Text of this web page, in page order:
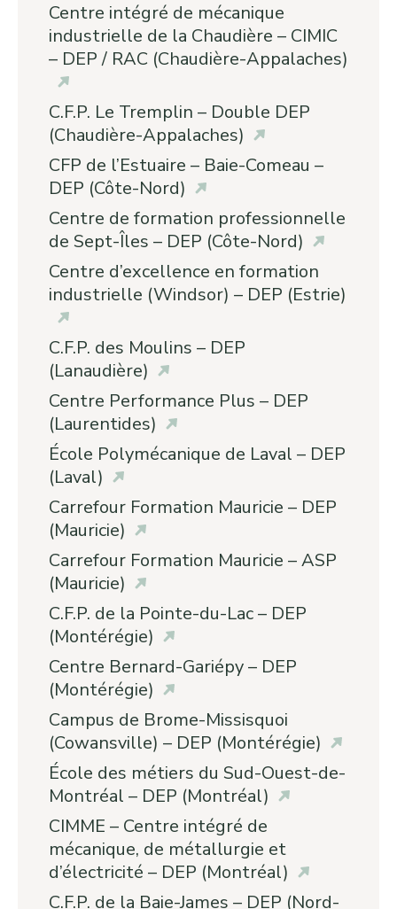
Centre intégré de mécanique
industrielle de la Chaudière – CIMIC
– DEP / RAC (Chaudière-Appalaches)
C.F.P. Le Tremplin – Double DEP
(Chaudière-Appalaches)
CFP de l’Estuaire – Baie-Comeau –
DEP (Côte-Nord)
Centre de formation professionnelle
de Sept-Îles – DEP (Côte-Nord)
Centre d’excellence en formation
industrielle (Windsor) – DEP (Estrie)
C.F.P. des Moulins – DEP
(Lanaudière)
Centre Performance Plus – DEP
(Laurentides)
École Polymécanique de Laval – DEP
(Laval)
Carrefour Formation Mauricie – DEP
(Mauricie)
Carrefour Formation Mauricie – ASP
(Mauricie)
C.F.P. de la Pointe-du-Lac – DEP
(Montérégie)
Centre Bernard-Gariépy – DEP
(Montérégie)
Campus de Brome-Missisquoi
(Cowansville) – DEP (Montérégie)
École des métiers du Sud-Ouest-de-
Montréal – DEP (Montréal)
CIMME – Centre intégré de
mécanique, de métallurgie et
d’électricité – DEP (Montréal)
C.F.P. de la Baie-James – DEP (Nord-